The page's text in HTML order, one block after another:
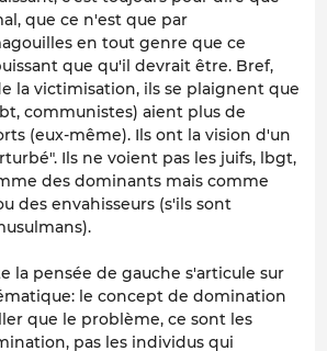
que ce n'est que par
en tout genre que ce
que qu'il devrait être. Bref,
la victimisation, ils se plaignent que
communistes) aient plus de
(eux-même). Ils ont la vision d'un
Ils ne voient pas les juifs, lbgt,
des dominants mais comme
des envahisseurs (s'ils sont
la pensée de gauche s'articule sur
le concept de domination
que le problème, ce sont les
pas les individus qui